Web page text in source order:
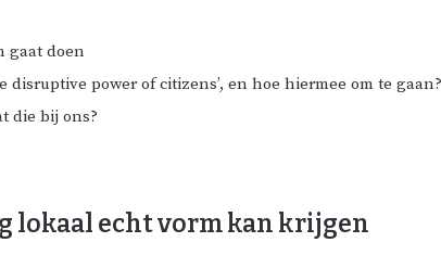
gaat doen
power of citizens’, en hoe hiermee om te gaan?
die bij ons?
lokaal echt vorm kan krijgen